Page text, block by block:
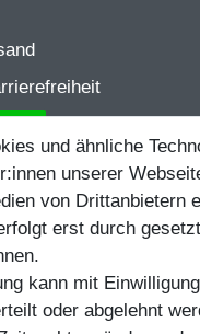
Egal ob
mit
und ähnliche
unserer
von Drittanbietern
erst durch
kann mit
oder abgelehnt